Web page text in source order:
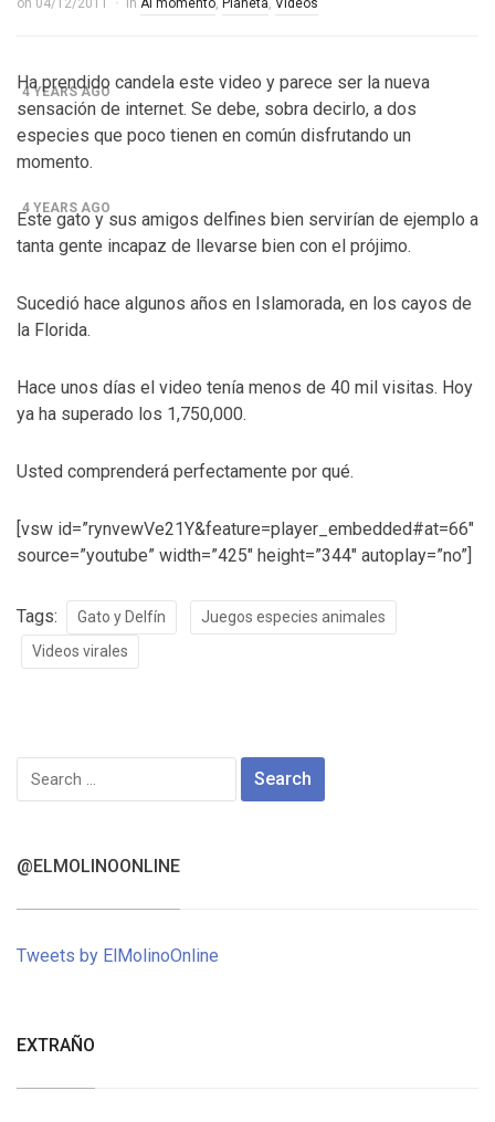
Control del Senado EUA en juego en 2da vuelta
4 YEARS AGO
¡Finalmente! Cámara de Representantes obtiene
declaraciones de impuestos de Donald Trump
4 YEARS AGO
¡Culpable! Jurado en Washington D.C. falla en contra
paramilitar
on 04/12/2011 in Al momento, Planeta, Videos
Ha prendido candela este video y parece ser la nueva
sensación de internet. Se debe, sobra decirlo, a dos
especies que poco tienen en común disfrutando un
momento.
Este gato y sus amigos delfines bien servirían de ejemplo a
tanta gente incapaz de llevarse bien con el prójimo.
Sucedió hace algunos años en Islamorada, en los cayos de
la Florida.
Hace unos días el video tenía menos de 40 mil visitas. Hoy
ya ha superado los 1,750,000.
Usted comprenderá perfectamente por qué.
[vsw id=”rynvewVe21Y&feature=player_embedded#at=66″
source=”youtube” width=”425″ height=”344″ autoplay=”no”]
Tags: Gato y Delfín
Juegos especies animales
Videos virales
Search
for:
@ELMOLINOONLINE
Tweets by ElMolinoOnline
EXTRAÑO